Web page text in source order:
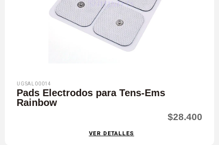
UGSAL00014
Pads Electrodos para Tens-Ems
Rainbow
$28.400
VER DETALLES